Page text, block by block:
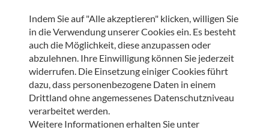
HOSPIZ WELTWEIT
Sterbeverfügung und Assistierter Suizid: Die
Perspektive von HOSPIZ ÖSTERREICH und der
Österreichischen Palliativgesellschaft (OPG)
05.11.2025
Urban Regensburger
Indem Sie auf "Alle akzeptieren" klicken, willigen Sie
in die Verwendung unserer Cookies ein. Es besteht
auch die Möglichkeit, diese anzupassen oder
abzulehnen. Ihre Einwilligung können Sie jederzeit
widerrufen. Die Einsetzung einiger Cookies führt
dazu, dass personenbezogene Daten in einem
Drittland ohne angemessenes Datenschutzniveau
verarbeitet werden.
Weitere Informationen erhalten Sie unter